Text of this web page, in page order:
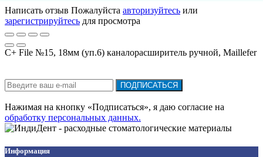
Написать отзыв Пожалуйста авторизуйтесь или
зарегистрируйтесь для просмотра
C+ File №15, 18мм (уп.6) каналорасширитель ручной, Maillefer
ПОДПИСАТЬСЯ
Нажимая на кнопку «Подписаться», я даю cогласие на
обработку персональных данных.
Информация